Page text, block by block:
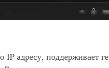
адресу, поддерживает